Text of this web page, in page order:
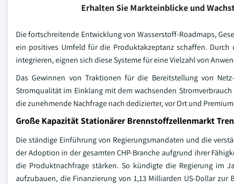
Erhalten Sie Markteinblicke und
Die fortschreitende Entwicklung von Wasserstoff-Roadmaps,
ein positives Umfeld für die Produktakzeptanz schaffen.
integrieren, eignen sich diese Systeme für eine Vielzahl von
Das Gewinnen von Traktionen für die Bereitstellung von
Stromqualität im Einklang mit dem wachsenden
die zunehmende Nachfrage nach dedizierter, vor Ort und
Große Kapazität Stationärer Brennstoffzellenmarkt
Die ständige Einführung von Regierungsmandaten und die
der Adoption in der gesamten CHP-Branche aufgrund ihrer
die Produktnachfrage stärken. So kündigte die Regierung im
aufzubauen, die Finanzierung von 1,13 Milliarden US-Dollar